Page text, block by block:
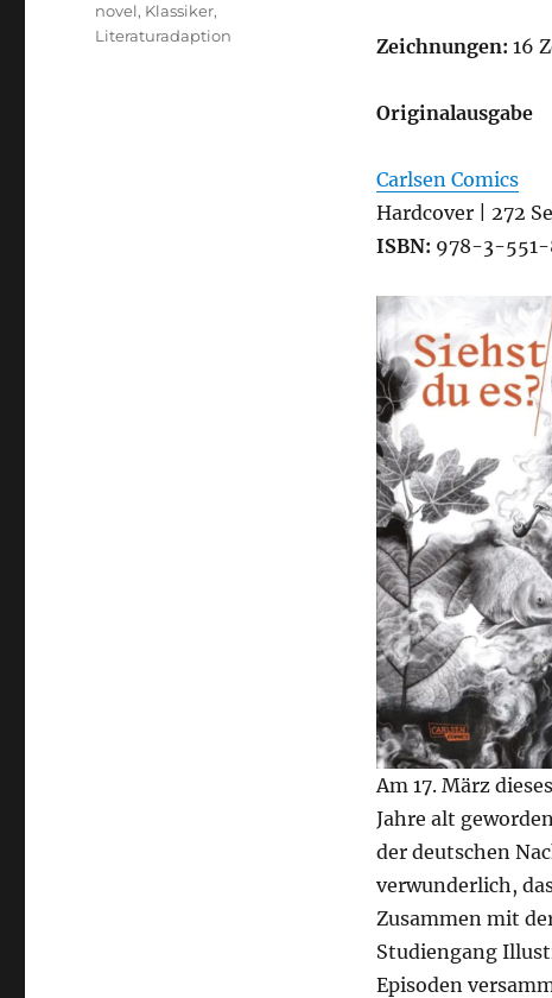
Zeichnungen: 16
Originalausgabe
Carlsen Comics
Hardcover | 272
ISBN: 978-3-
Am 17. März
Jahre alt
der deutschen
verwunderlich,
Zusammen mit
Studiengang
Episoden
novel, Klassiker,
Literaturadaption